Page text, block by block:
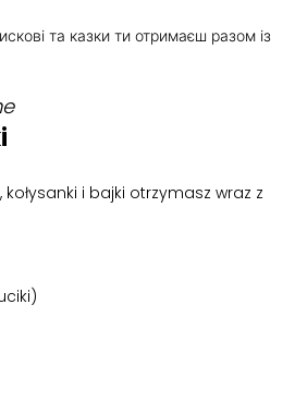
та казки ти отримаєш разом із
i bajki otrzymasz wraz z